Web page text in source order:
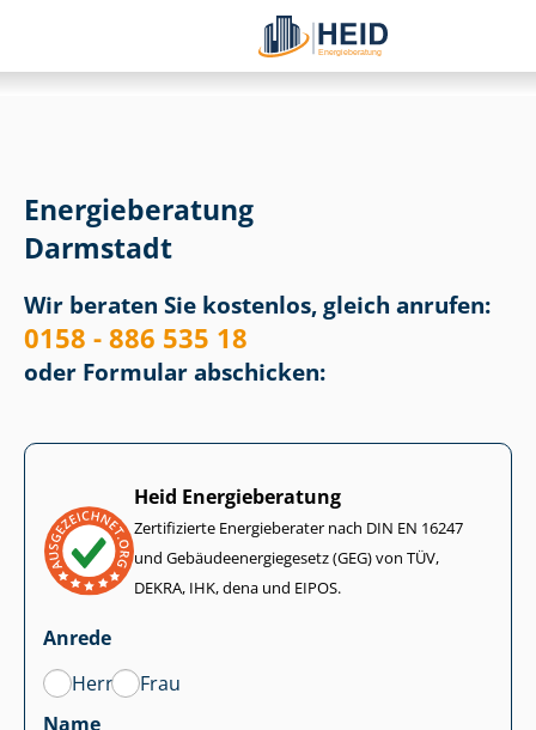
Energieberatung
Darmstadt
Wir beraten Sie kostenlos, gleich anrufen:
0158 - 886 535 18
oder Formular abschicken:
Heid Energieberatung
Zertifizierte Energieberater nach DIN EN 16247
und Ge­bäu­de­en­er­gie­ge­setz (GEG) von TÜV,
DEKRA, IHK, dena und EIPOS.
Anrede
Herr
Frau
Name